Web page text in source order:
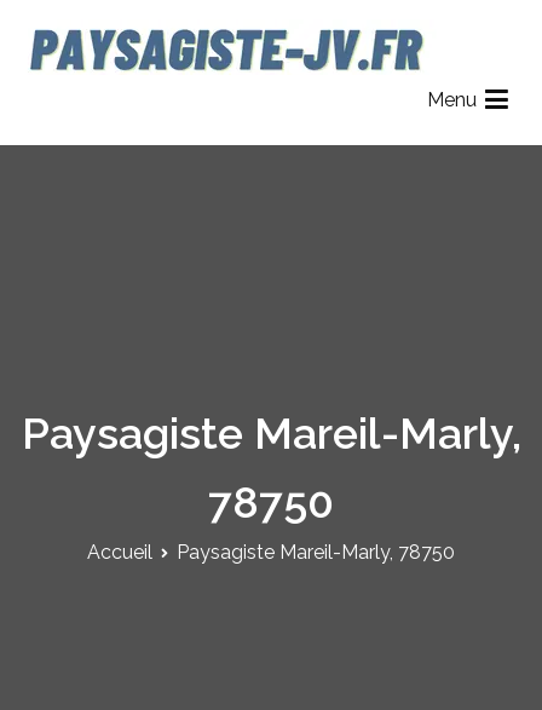
contenu
Menu
Paysagiste Mareil-Marly,
78750
Accueil Paysagiste Mareil-Marly, 78750